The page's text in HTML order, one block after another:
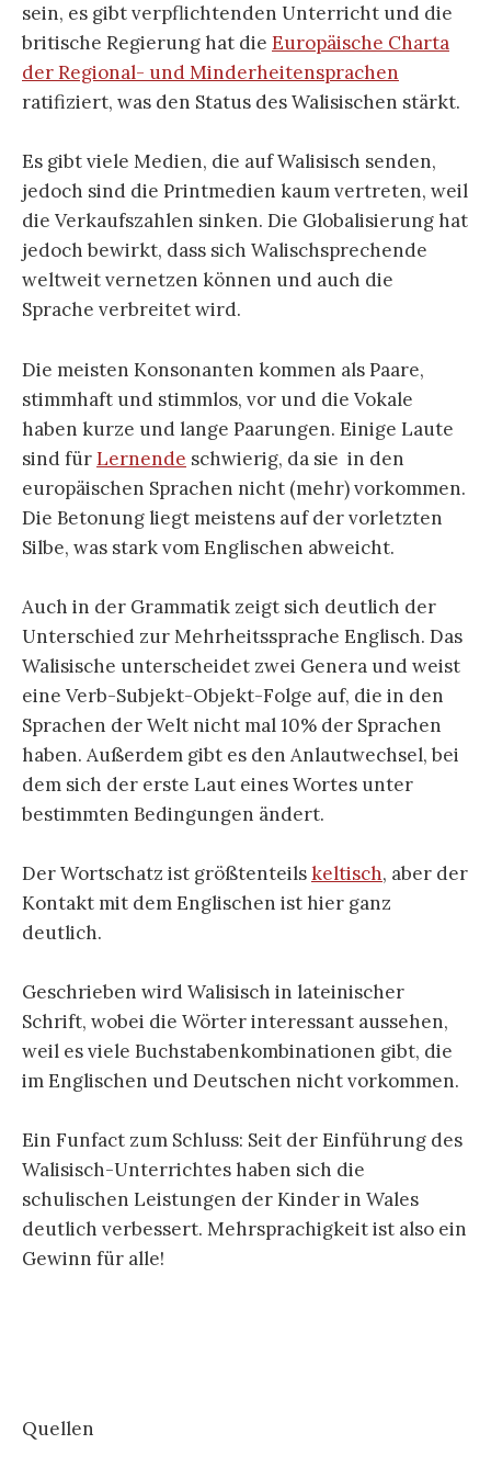
sein, es gibt verpflichtenden Unterricht und die
britische Regierung hat die Europäische Charta
der Regional- und Minderheitensprachen
ratifiziert, was den Status des Walisischen stärkt.
Es gibt viele Medien, die auf Walisisch senden,
jedoch sind die Printmedien kaum vertreten, weil
die Verkaufszahlen sinken. Die Globalisierung hat
jedoch bewirkt, dass sich Walischsprechende
weltweit vernetzen können und auch die
Sprache verbreitet wird.
Die meisten Konsonanten kommen als Paare,
stimmhaft und stimmlos, vor und die Vokale
haben kurze und lange Paarungen. Einige Laute
sind fürLernende schwierig, da sie in den
europäischen Sprachen nicht (mehr) vorkommen.
Die Betonung liegt meistens auf der vorletzten
Silbe, was stark vom Englischen abweicht.
Auch in der Grammatik zeigt sich deutlich der
Unterschied zur Mehrheitssprache Englisch. Das
Walisische unterscheidet zwei Genera und weist
eine Verb-Subjekt-Objekt-Folge auf, die in den
Sprachen der Welt nicht mal 10% der Sprachen
haben. Außerdem gibt es den Anlautwechsel, bei
dem sich der erste Laut eines Wortes unter
bestimmten Bedingungen ändert.
Der Wortschatz ist größtenteilskeltisch, aber der
Kontakt mit dem Englischen ist hier ganz
deutlich.
Geschrieben wird Walisisch in lateinischer
Schrift, wobei die Wörter interessant aussehen,
weil es viele Buchstabenkombinationen gibt, die
im Englischen und Deutschen nicht vorkommen.
Ein Funfact zum Schluss: Seit der Einführung des
Walisisch-Unterrichtes haben sich die
schulischen Leistungen der Kinder in Wales
deutlich verbessert. Mehrsprachigkeit ist also ein
Gewinn für alle!
Quellen